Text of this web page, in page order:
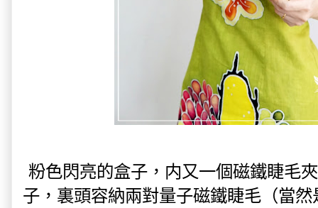
粉色閃亮的盒子，内又一個磁鐵睫毛
子，裏頭容納兩對量子磁鐵睫毛（當